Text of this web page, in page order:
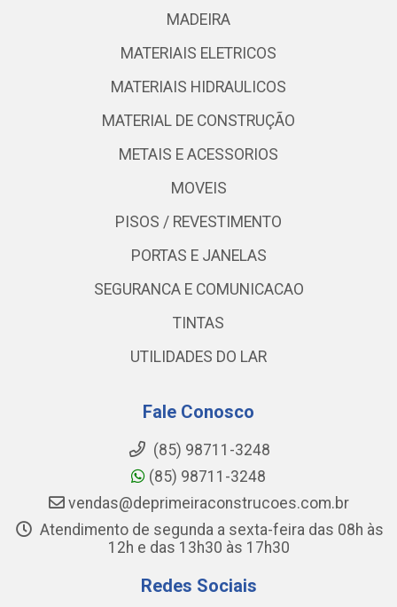
MADEIRA
MATERIAIS ELETRICOS
MATERIAIS HIDRAULICOS
MATERIAL DE CONSTRUÇÃO
METAIS E ACESSORIOS
MOVEIS
PISOS / REVESTIMENTO
PORTAS E JANELAS
SEGURANCA E COMUNICACAO
TINTAS
UTILIDADES DO LAR
Fale Conosco
(85) 98711-3248
(85) 98711-3248
vendas@deprimeiraconstrucoes.com.br
Atendimento de segunda a sexta-feira das 08h às
12h e das 13h30 às 17h30
Redes Sociais